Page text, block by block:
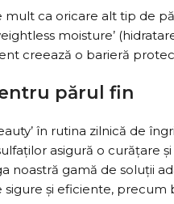
ca oricare alt tip de
moisture’
creează o barieră
părul fin
în rutina zilnică de
asigură o
noastră gamă de soluții
și eficiente, precum